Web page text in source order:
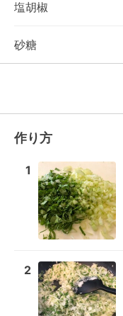
塩胡椒
砂糖
作り方
1
2